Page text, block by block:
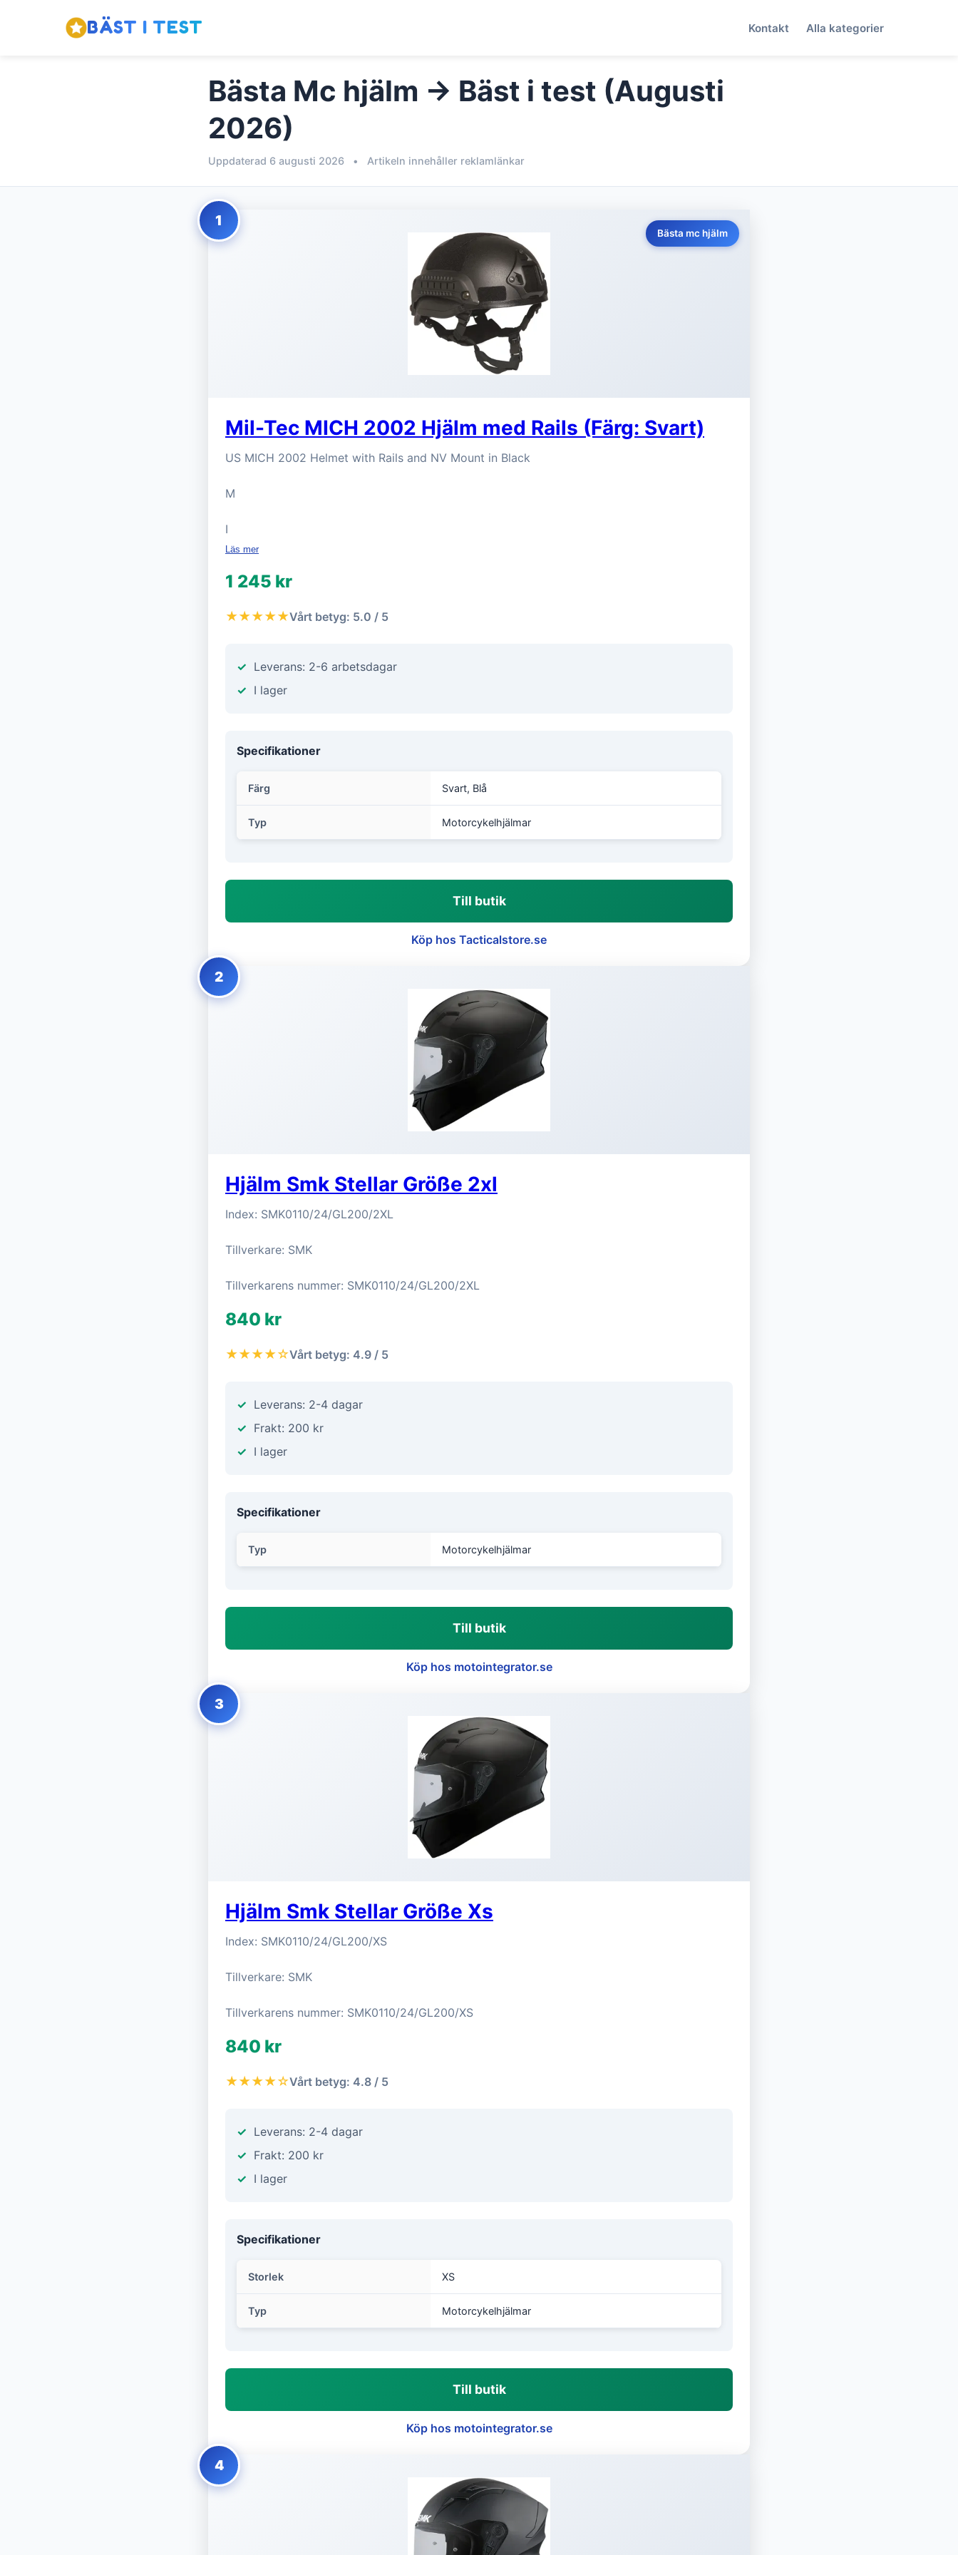
BÄST I TEST Kontakt Alla kategorier
Bästa Mc hjälm → Bäst i test (Augusti
2026)
Uppdaterad 6 augusti 2026 • Artikeln innehåller reklamlänkar
1
Bästa mc hjälm
Mil-Tec MICH 2002 Hjälm med Rails (Färg: Svart)
US MICH 2002 Helmet with Rails and NV Mount in Black
M
I
Läs mer
1 245 kr
★★★★★Vårt betyg: 5.0 / 5
Leverans: 2-6 arbetsdagar
I lager
Specifikationer
Färg Svart, Blå
Typ Motorcykelhjälmar
Till butik
Köp hos Tacticalstore.se
2
Hjälm Smk Stellar Größe 2xl
Index: SMK0110/24/GL200/2XL
Tillverkare: SMK
Tillverkarens nummer: SMK0110/24/GL200/2XL
840 kr
★★★★☆Vårt betyg: 4.9 / 5
Leverans: 2-4 dagar
Frakt: 200 kr
I lager
Specifikationer
Typ Motorcykelhjälmar
Till butik
Köp hos motointegrator.se
3
Hjälm Smk Stellar Größe Xs
Index: SMK0110/24/GL200/XS
Tillverkare: SMK
Tillverkarens nummer: SMK0110/24/GL200/XS
840 kr
★★★★☆Vårt betyg: 4.8 / 5
Leverans: 2-4 dagar
Frakt: 200 kr
I lager
Specifikationer
Storlek XS
Typ Motorcykelhjälmar
Till butik
Köp hos motointegrator.se
4